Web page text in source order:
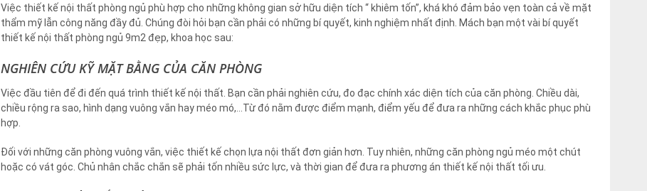
Việc thiết kế nội thất phòng ngủ phù hợp cho những không gian sở hữu diện tích “ khiêm tốn”, khá khó đảm bảo vẹn toàn cả về mặt
thẩm mỹ lẫn công năng đầy đủ. Chúng đòi hỏi bạn cần phải có những bí quyết, kinh nghiệm nhất định. Mách bạn một vài bí quyết
thiết kế nội thất phòng ngủ 9m2 đẹp, khoa học sau:
NGHIÊN CỨU KỸ MẶT BẰNG CỦA CĂN PHÒNG
Việc đầu tiên để đi đến quá trình thiết kế nội thất. Bạn cần phải nghiên cứu, đo đạc chính xác diện tích của căn phòng. Chiều dài,
chiều rộng ra sao, hình dạng vuông vắn hay méo mó,…Từ đó nằm được điểm mạnh, điểm yếu để đưa ra những cách khắc phục phù
hợp.
Đối với những căn phòng vuông vắn, việc thiết kế chọn lựa nội thất đơn giản hơn. Tuy nhiên, những căn phòng ngủ méo một chút
hoặc có vát góc. Chủ nhân chắc chắn sẽ phải tốn nhiều sức lực, và thời gian để đưa ra phương án thiết kế nội thất tối ưu.